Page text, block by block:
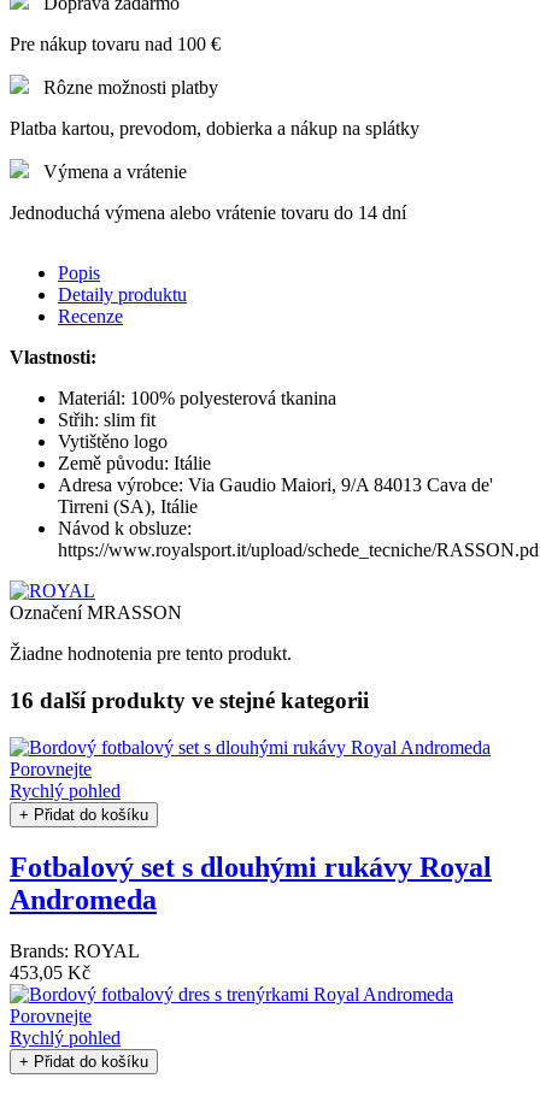
Pre nákup tovaru nad 100 €
Rôzne možnosti platby
Platba kartou, prevodom, dobierka a nákup na splátky
Výmena a vrátenie
Jednoduchá výmena alebo vrátenie tovaru do 14 dní
Popis
Detaily produktu
Recenze
Vlastnosti:
Materiál: 100% polyesterová tkanina
Střih: slim fit
Vytištěno logo
Země původu: Itálie
Adresa výrobce: Via Gaudio Maiori, 9/A 84013 Cava de'
Tirreni (SA), Itálie
Návod k obsluze:
https://www.royalsport.it/upload/schede_tecniche/
OznačeníMRASSON
Žiadne hodnotenia pre tento produkt.
16 další produkty ve stejné kategorii
Porovnejte
Rychlý pohled
+ Přidat do košíku
Fotbalový set s dlouhými rukávy Royal
Andromeda
Brands: ROYAL
453,05 Kč
Porovnejte
Rychlý pohled
+ Přidat do košíku